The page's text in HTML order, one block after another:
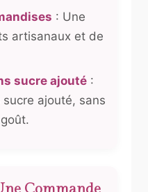
: Une
artisanaux et de
sucre ajouté :
ajouté, sans